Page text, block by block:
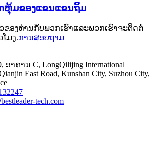
ຫຸ້ມຂອງແຂນແຂນຖິ້ມ
ຂອງ​ທ່ານ​ກັບ​ພວກ​ເຮົາ​ແລະ​ພວກ​ເຮົາ​ຈະ​ຕິດ​ຕໍ່​
ມງ​.ການສອບຖາມ
ອາຄານ C, LongQilijing International
East Road, Kunshan City, Suzhou City,
tech.com